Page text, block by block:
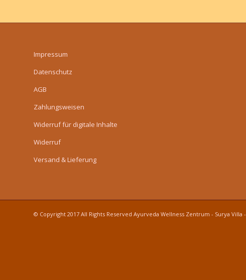
Impressum
Datenschutz
AGB
Zahlungsweisen
Widerruf für digitale Inhalte
Widerruf
Versand & Lieferung
© Copyright 2017 All Rights Reserved Ayurveda Wellness Zentrum - Surya Villa -